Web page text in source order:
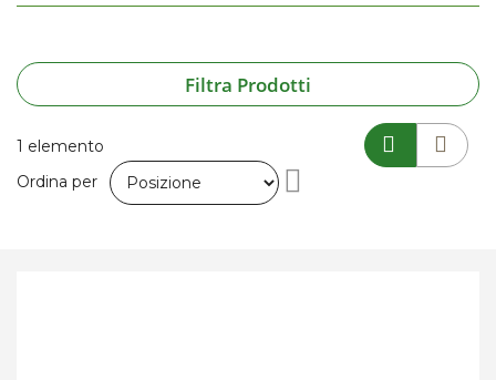
Filtra Prodotti
1 elemento
Ordina per